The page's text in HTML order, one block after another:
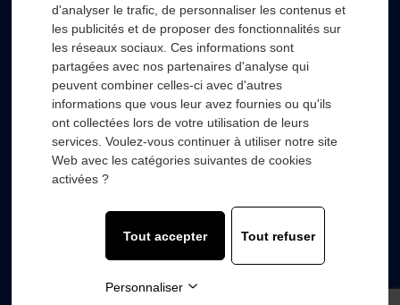
RSL HYDRO +
FOURNISSEURS +
SECTEURS D’ACTIVITÉS
© 2022 with❤byWooz’up agence de communication.
d'analyser le trafic, de personnaliser les contenus et
les publicités et de proposer des fonctionnalités sur
les réseaux sociaux. Ces informations sont
partagées avec nos partenaires d'analyse qui
peuvent combiner celles-ci avec d'autres
informations que vous leur avez fournies ou qu'ils
ont collectées lors de votre utilisation de leurs
services. Voulez-vous continuer à utiliser notre site
Web avec les catégories suivantes de cookies
activées ?
Tout accepter Tout refuser
Personnaliser